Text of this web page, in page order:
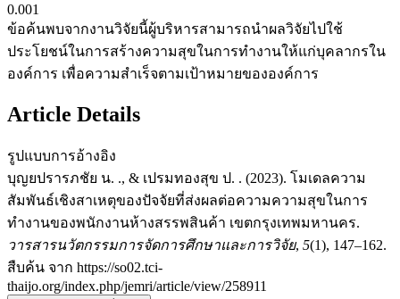
0.001
ข้อค้นพบจากงานวิจัยนี้ผู้บริหารสามารถนำผลวิจัยไปใช้
ประโยชน์ในการสร้างความสุขในการทำงานให้แก่บุคลากรใน
องค์การ เพื่อความสำเร็จตามเป้าหมายขององค์การ
Article Details
รูปแบบการอ้างอิง
บุญยปรารภชัย น. ., & เปรมทองสุข ป. . (2023). โมเดลความ
สัมพันธ์เชิงสาเหตุของปัจจัยที่ส่งผลต่อความความสุขในการ
ทำงานของพนักงานห้างสรรพสินค้า เขตกรุงเทพมหานคร.
วารสารนวัตกรรมการจัดการศึกษาและการวิจัย, 5(1), 147–162.
สืบค้น จาก https://so02.tci-
thaijo.org/index.php/jemri/article/view/258911